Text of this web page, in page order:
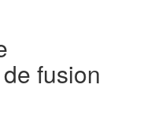
fusion